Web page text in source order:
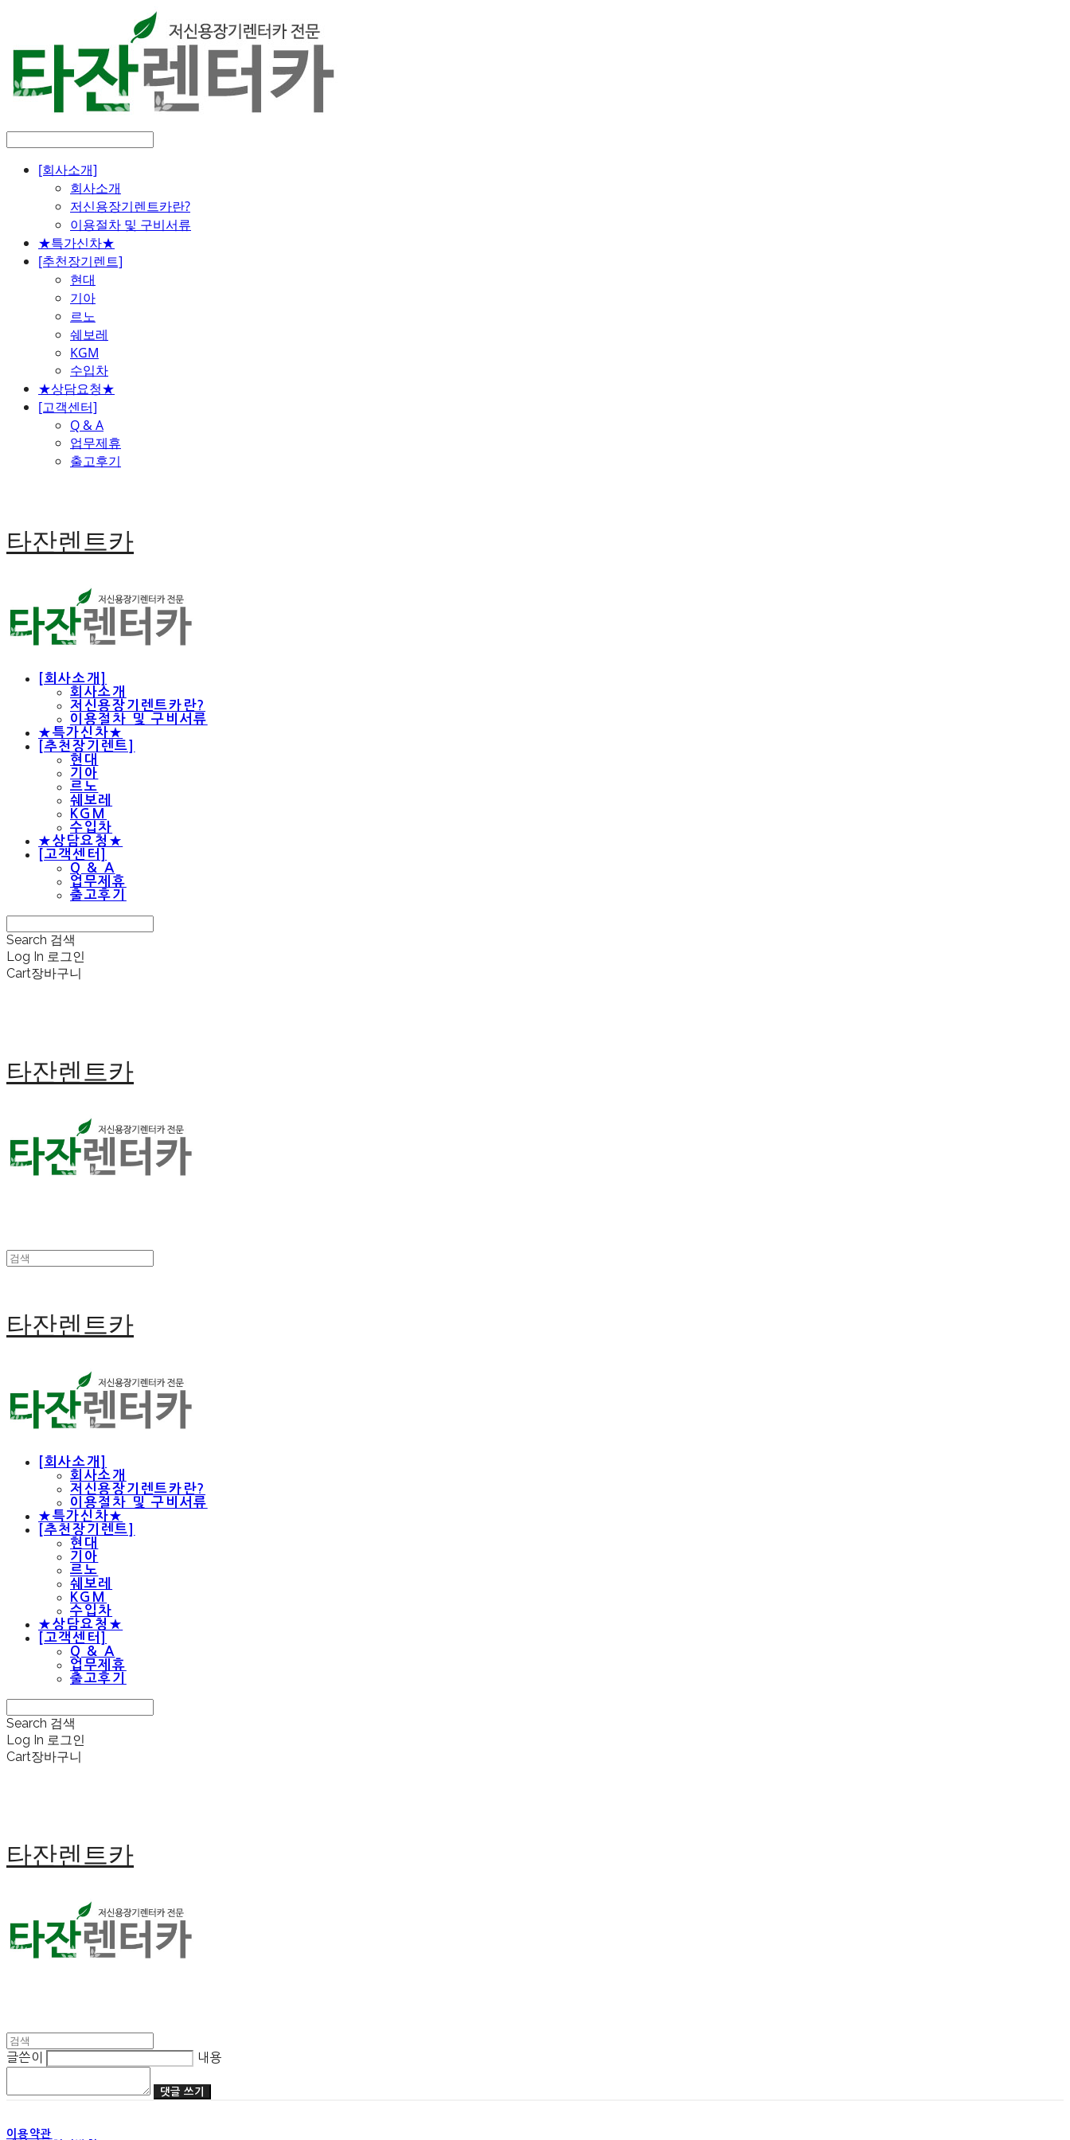
[회사소개]
회사소개
저신용장기렌트카란?
이용절차 및 구비서류
★특가신차★
[추천장기렌트]
현대
기아
르노
쉐보레
KGM
수입차
★상담요청★
[고객센터]
Q & A
업무제휴
출고후기
타잔렌트카
[회사소개]
회사소개
저신용장기렌트카란?
이용절차 및 구비서류
★특가신차★
[추천장기렌트]
현대
기아
르노
쉐보레
KGM
수입차
★상담요청★
[고객센터]
Q & A
업무제휴
출고후기
Search 검색
Log In 로그인
Cart장바구니
타잔렌트카
타잔렌트카
[회사소개]
회사소개
저신용장기렌트카란?
이용절차 및 구비서류
★특가신차★
[추천장기렌트]
현대
기아
르노
쉐보레
KGM
수입차
★상담요청★
[고객센터]
Q & A
업무제휴
출고후기
Search 검색
Log In 로그인
Cart장바구니
타잔렌트카
글쓴이 내용
댓글 쓰기
이용약관